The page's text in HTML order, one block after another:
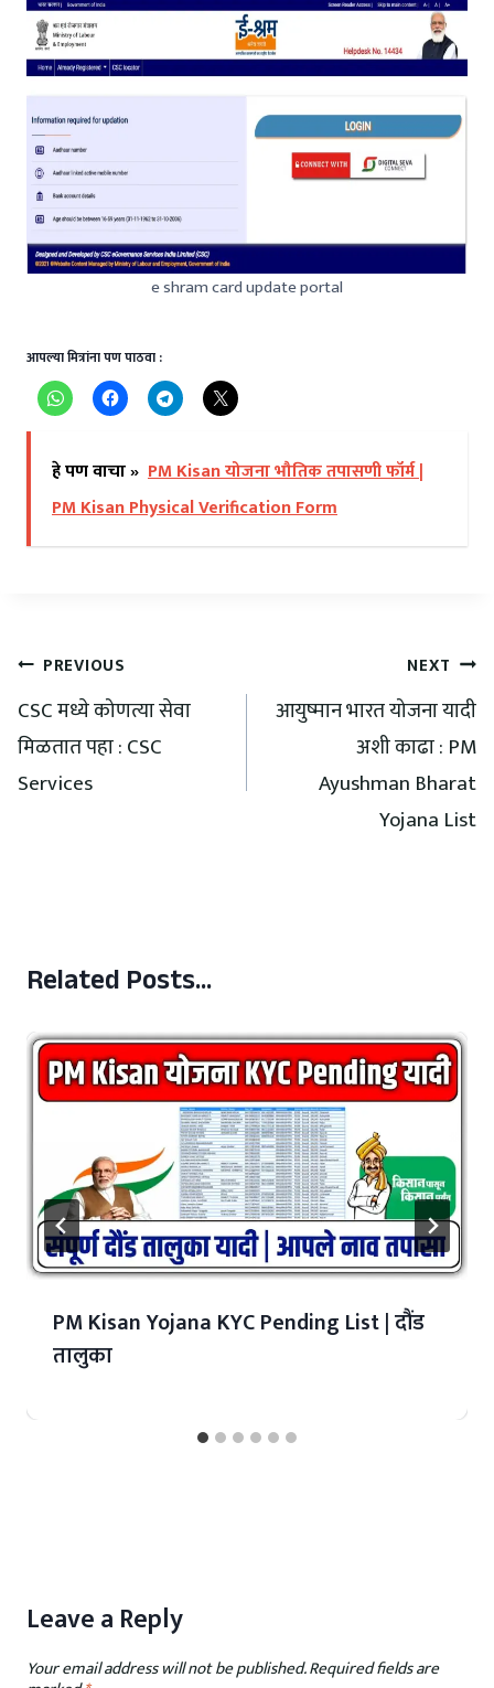
e shram card update portal
आपल्या मित्रांना पण पाठवा :
हे पण वाचा » PM Kisan योजना भौतिक तपासणी फॉर्म |
PM Kisan Physical Verification Form
PREVIOUS
CSC मध्ये कोणत्या सेवा
मिळतात पहा : CSC
Services
NEXT
आयुष्मान भारत योजना यादी
अशी काढा : PM
Ayushman Bharat
Yojana List
Related Posts...
PM Kisan Yojana KYC Pending List | दौंड
तालुका
Leave a Reply
Your email address will not be published.Required fields are